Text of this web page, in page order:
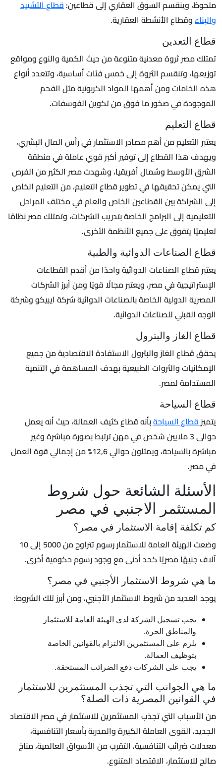
ملحوظ، وينقسم السوق العقاري إلى قطاعين:قطاع التشييد
والبناءوقطاع الأنشطة العقارية.
قطاع التعدين
تمتلك مصر ثروة معدنية متنوعة من حيث الكمية والنوع ومواقع
توزيعها، وتنقسم الثروة إلى خمس فئات أساسية، وتتعدد أنواع
هذه الخامات ومن أهمها المواد الكربونية مثل الفحم
الموجودة في صخور ما فوق من تكوين الفوسفات.
قطاع التعليم
يعتبر التعليم من أهم مصادر الاستثمار في رأس المال البشري،
ويهدف هذا القطاع إلى توفير أكبر قوي عاملة في منطقة
الشرق الأوسط وشمال أفريقيا، وشهدت مصر الكثير من الفرص
التي يمكن تحقيقها في تطوير قطاع التعليم، من التعليم الخاص
إلى الشراكة بين القطاعين الخاص والعام في مختلف المراحل
التعليمية إلى البرامج الخاصة بتدريب الشركات، وتمتلك مصر نظامًا
تعليميًا يتفوق على جميع الأنظمة الأخرى.
قطاع الصناعات الدوائية والطبية
يعتبر قطاع الصناعات الدوائية واحدًا من أقدم القطاعات
الإستراتيجية في مصر، ويعتبر مجالًا قويًا ومن أبرز الشركات
المصرية الدولية الخاصة بالصناعات الدوائية شركة ايبيكو وشركة
الوجه القبلي للصناعات الدوائية.
قطاع الغاز والبترول
يحقق قطاع الغاز والبترول الاستفادة الاقتصادية من جميع
الإمكانيات والثروات الطبيعية بهدف المساهمة في التنمية
المستدامة لمصر.
قطاع السياحة
يتميزقطاع السياحةبأنه قطاع كثيف العمالة، حيث أنه يعمل
حوالى 3 ملايين شخص في مهن ترتبط بصورة مباشرة وغير
مباشرة بالسياحة، ويمثلون حوالي 12,6% من إجمالي قوة العمل
في مصر.
الأسئلة الشائعة حول شروط
المستثمر الاجنبي في مصر
كم تكلفة إقامة الاستثمار في مصر؟
وضعت الهيئة العامة للاستثمار رسوم تتراوح من 5000 إلى 10
آلاف جنيهًا مصريًا كحد أدنى مع وجود رسوم حكومية أخرى.
ما هي شروط الاستثمار الأجنبي في مصر؟
يوجد العديد من شروط الاستثمار الأجنبي، ومن أبرز تلك الشروط:
يجب تسجيل الشركة لدى الهيئة العامة للاستثمار
والمناطق الحرة.
يلزم على المستثمرين الالتزام بالقوانين الخاصة
بتوظيف العمالة.
يجب على الشركات دفع الضرائب المستحقة.
ما هي الجوانب التي تجذب المستثمرين للاستثمار
في القوانين المصرية ذات الصلة؟
من الأسباب التي تجذب المستثمرين للاستثمار في مصر الاقتصاد
الجديد، القوى العاملة الكبيرة والمدربة بأسعار التنافسية،
معدلات ضرائب التنافسية، التقرب من الأسواق العالمية، مناخ
صالح للاستثمار، الاقتصاد المتنوع.